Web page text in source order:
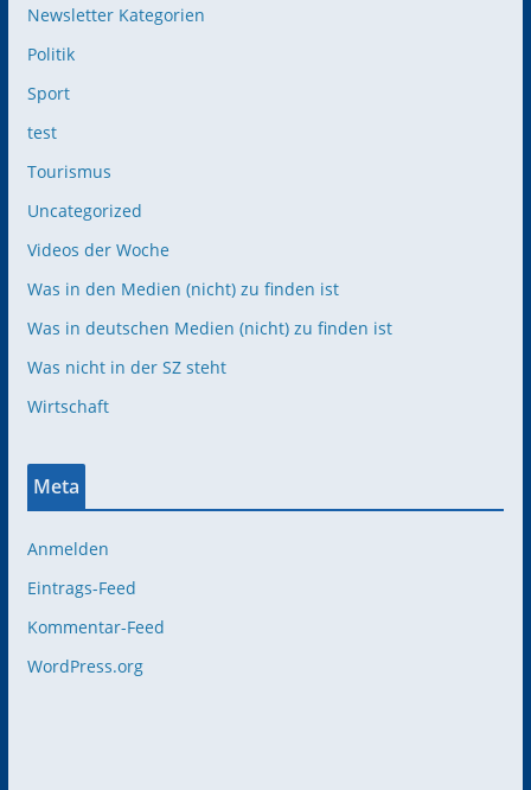
Newsletter Kategorien
Politik
Sport
test
Tourismus
Uncategorized
Videos der Woche
Was in den Medien (nicht) zu finden ist
Was in deutschen Medien (nicht) zu finden ist
Was nicht in der SZ steht
Wirtschaft
Meta
Anmelden
Eintrags-Feed
Kommentar-Feed
WordPress.org